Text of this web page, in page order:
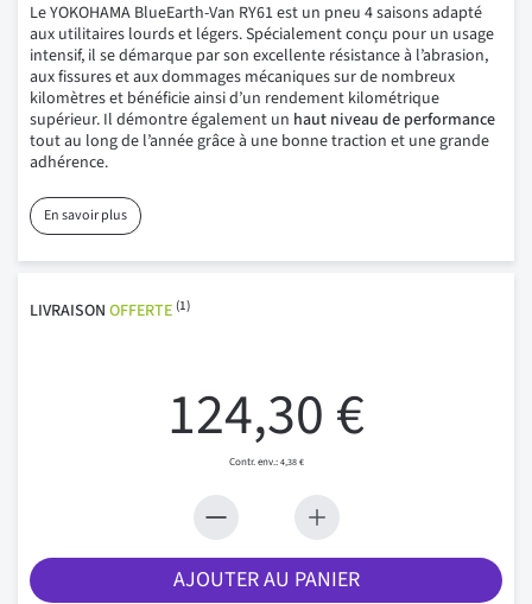
Le YOKOHAMA BlueEarth-Van RY61 est un pneu 4 saisons adapté
aux utilitaires lourds et légers. Spécialement conçu pour un usage
intensif, il se démarque par son excellente résistance à l’abrasion,
aux fissures et aux dommages mécaniques sur de nombreux
kilomètres et bénéficie ainsi d’un rendement kilométrique
supérieur. Il démontre également un haut niveau de performance
tout au long de l’année grâce à une bonne traction et une grande
adhérence.
En savoir plus
LIVRAISON OFFERTE (1)
124,30 €
4,38 €
AJOUTER AU PANIER